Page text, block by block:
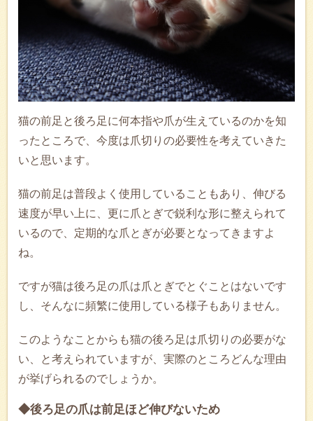
猫の前足と後ろ足に何本指や爪が生えているのかを知
ったところで、今度は爪切りの必要性を考えていきた
いと思います。
猫の前足は普段よく使用していることもあり、伸びる
速度が早い上に、更に爪とぎで鋭利な形に整えられて
いるので、定期的な爪とぎが必要となってきますよ
ね。
ですが猫は後ろ足の爪は爪とぎでとぐことはないです
し、そんなに頻繁に使用している様子もありません。
このようなことからも猫の後ろ足は爪切りの必要がな
い、と考えられていますが、実際のところどんな理由
が挙げられるのでしょうか。
◆後ろ足の爪は前足ほど伸びないため